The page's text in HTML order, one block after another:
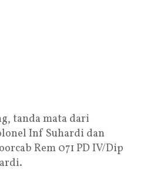
tanda mata dari
Inf Suhardi dan
Rem 071 PD IV/Dip